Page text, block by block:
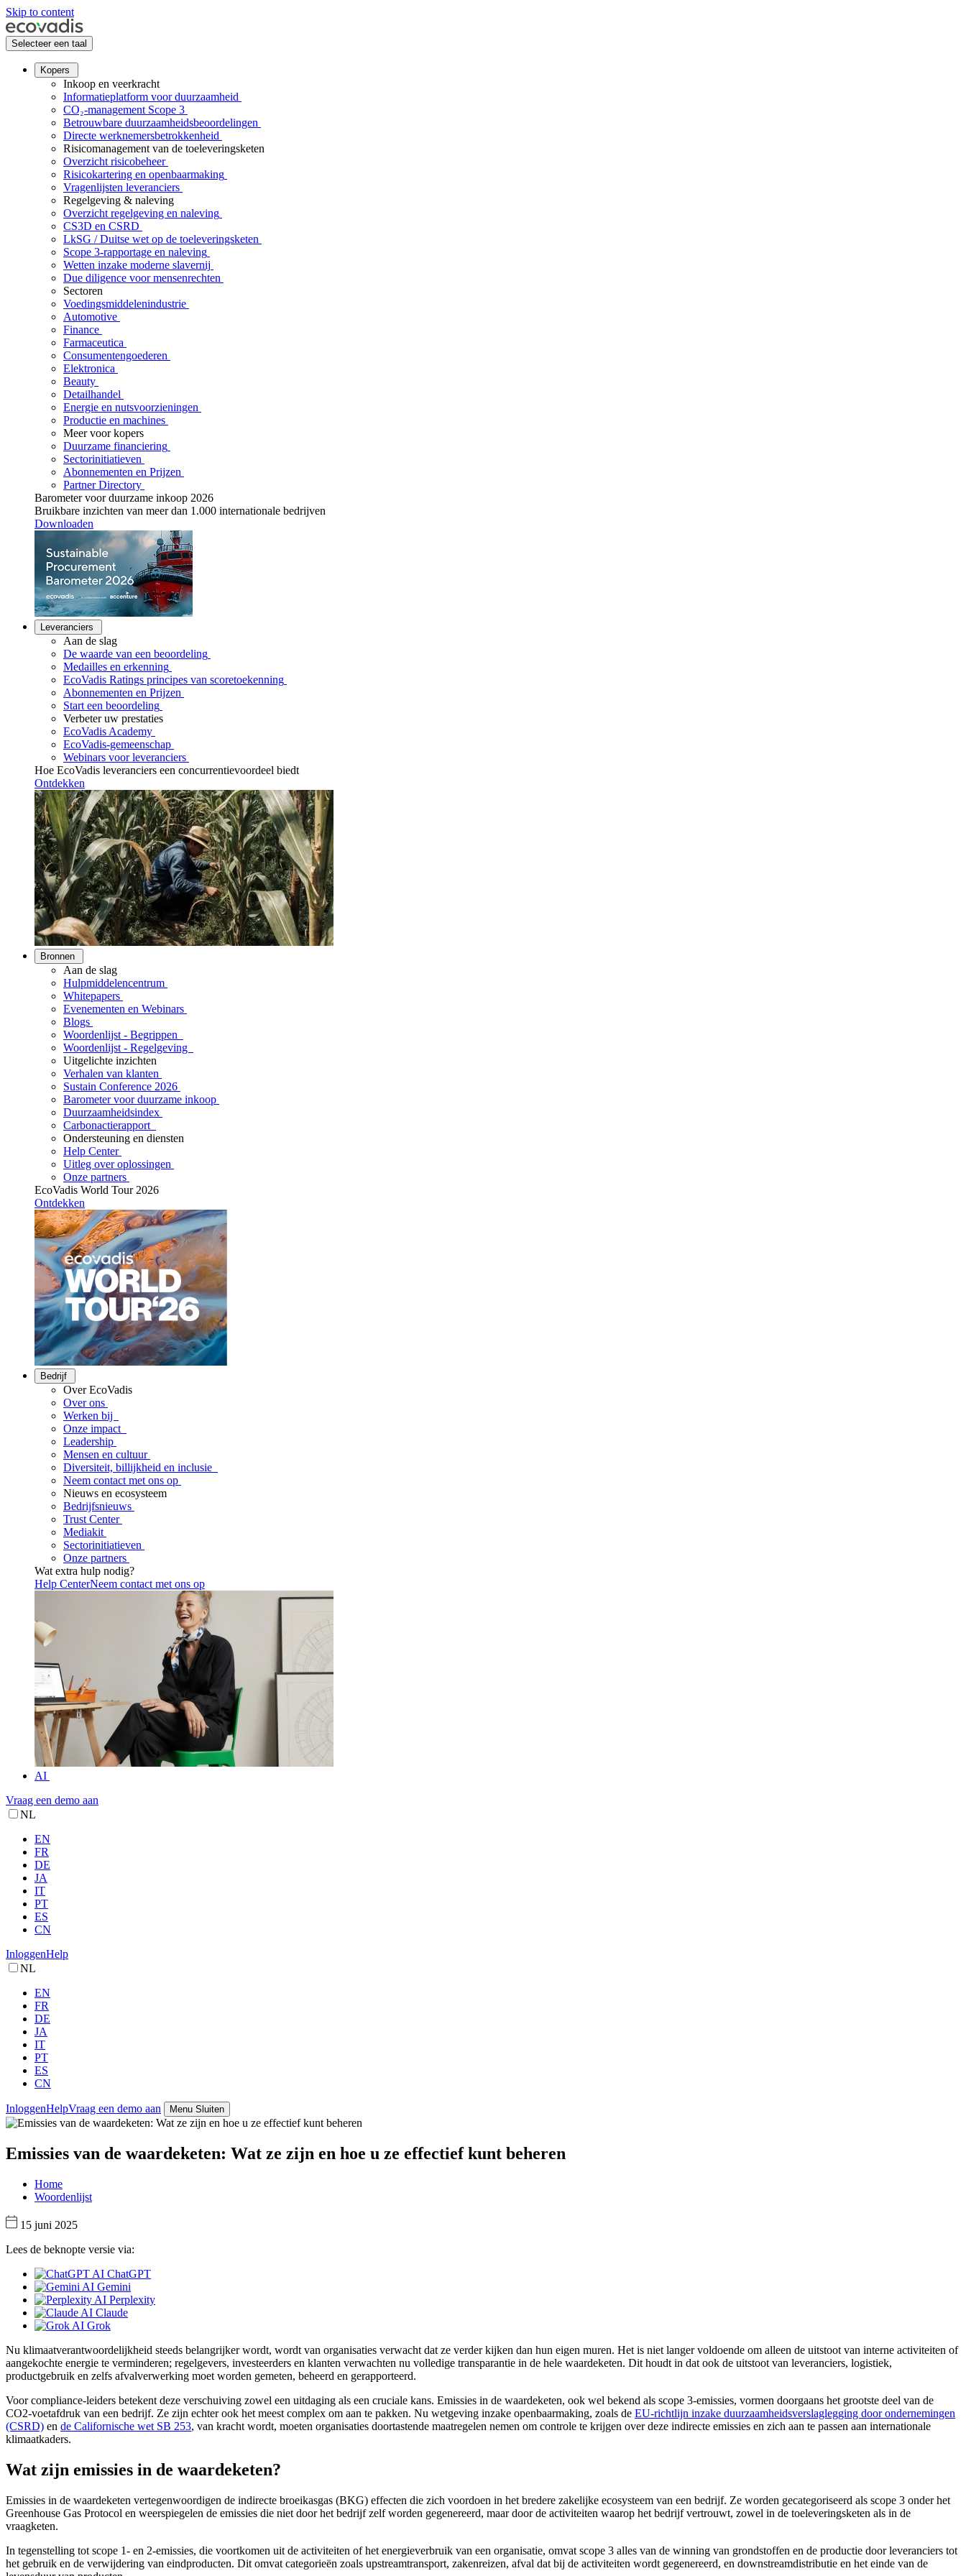
Skip to content
Selecteer een taal
Kopers
Inkoop en veerkracht
Informatieplatform voor duurzaamheid
CO₂-management Scope 3
Betrouwbare duurzaamheidsbeoordelingen
Directe werknemersbetrokkenheid
Risicomanagement van de toeleveringsketen
Overzicht risicobeheer
Risicokartering en openbaarmaking
Vragenlijsten leveranciers
Regelgeving & naleving
Overzicht regelgeving en naleving
CS3D en CSRD
LkSG / Duitse wet op de toeleveringsketen
Scope 3-rapportage en naleving
Wetten inzake moderne slavernij
Due diligence voor mensenrechten
Sectoren
Voedingsmiddelenindustrie
Automotive
Finance
Farmaceutica
Consumentengoederen
Elektronica
Beauty
Detailhandel
Energie en nutsvoorzieningen
Productie en machines
Meer voor kopers
Duurzame financiering
Sectorinitiatieven
Abonnementen en Prijzen
Partner Directory
Barometer voor duurzame inkoop 2026
Bruikbare inzichten van meer dan 1.000 internationale bedrijven
Downloaden
Leveranciers
Aan de slag
De waarde van een beoordeling
Medailles en erkenning
EcoVadis Ratings principes van scoretoekenning
Abonnementen en Prijzen
Start een beoordeling
Verbeter uw prestaties
EcoVadis Academy
EcoVadis-gemeenschap
Webinars voor leveranciers
Hoe EcoVadis leveranciers een concurrentievoordeel biedt
Ontdekken
Bronnen
Aan de slag
Hulpmiddelencentrum
Whitepapers
Evenementen en Webinars
Blogs
Woordenlijst - Begrippen
Woordenlijst - Regelgeving
Uitgelichte inzichten
Verhalen van klanten
Sustain Conference 2026
Barometer voor duurzame inkoop
Duurzaamheidsindex
Carbonactierapport
Ondersteuning en diensten
Help Center
Uitleg over oplossingen
Onze partners
EcoVadis World Tour 2026
Ontdekken
Bedrijf
Over EcoVadis
Over ons
Werken bij
Onze impact
Leadership
Mensen en cultuur
Diversiteit, billijkheid en inclusie
Neem contact met ons op
Nieuws en ecosysteem
Bedrijfsnieuws
Trust Center
Mediakit
Sectorinitiatieven
Onze partners
Wat extra hulp nodig?
Help CenterNeem contact met ons op
AI
Vraag een demo aan
NL
EN
FR
DE
JA
IT
PT
ES
CN
InloggenHelp
NL
EN
FR
DE
JA
IT
PT
ES
CN
InloggenHelpVraag een demo aan Menu Sluiten
Emissies van de waardeketen: Wat ze zijn en hoe u ze effectief kunt beheren
Home
Woordenlijst
15 juni 2025
Lees de beknopte versie via:
ChatGPT
Gemini
Perplexity
Claude
Grok
Nu klimaatverantwoordelijkheid steeds belangrijker wordt, wordt van organisaties verwacht dat ze verder kijken dan hun eigen muren. Het is niet langer voldoende om alleen de uitstoot van interne activiteiten of
aangekochte energie te verminderen; regelgevers, investeerders en klanten verwachten nu volledige transparantie in de hele waardeketen. Dit houdt in dat ook de uitstoot van leveranciers, logistiek,
productgebruik en zelfs afvalverwerking moet worden gemeten, beheerd en gerapporteerd.
Voor compliance-leiders betekent deze verschuiving zowel een uitdaging als een cruciale kans. Emissies in de waardeketen, ook wel bekend als scope 3-emissies, vormen doorgaans het grootste deel van de
CO2-voetafdruk van een bedrijf. Ze zijn echter ook het meest complex om aan te pakken. Nu wetgeving inzake openbaarmaking, zoals de EU-richtlijn inzake duurzaamheidsverslaglegging door ondernemingen
(CSRD) en de Californische wet SB 253, van kracht wordt, moeten organisaties doortastende maatregelen nemen om controle te krijgen over deze indirecte emissies en zich aan te passen aan internationale
klimaatkaders.
Wat zijn emissies in de waardeketen?
Emissies in de waardeketen vertegenwoordigen de indirecte broeikasgas (BKG) effecten die zich voordoen in het bredere zakelijke ecosysteem van een bedrijf. Ze worden gecategoriseerd als scope 3 onder het
Greenhouse Gas Protocol en weerspiegelen de emissies die niet door het bedrijf zelf worden gegenereerd, maar door de activiteiten waarop het bedrijf vertrouwt, zowel in de toeleveringsketen als in de
vraagketen.
In tegenstelling tot scope 1- en 2-emissies, die voortkomen uit de activiteiten of het energieverbruik van een organisatie, omvat scope 3 alles van de winning van grondstoffen en de productie door leveranciers tot
het gebruik en de verwijdering van eindproducten. Dit omvat categorieën zoals upstreamtransport, zakenreizen, afval dat bij de activiteiten wordt gegenereerd, en downstreamdistributie en het einde van de